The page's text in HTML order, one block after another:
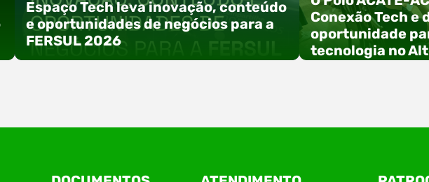
Espaço Tech leva inovação, conteúdo
e oportunidades de negócios para a
FERSUL 2026
A 15ª FERSUL – Feira Multissetorial do Alto Vale
Conexão Tech e
oportunidade
tecnologia no
O Polo ACATE-